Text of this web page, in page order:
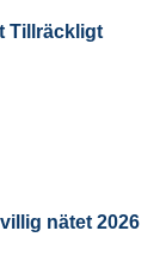
Tillräckligt
nätet 2026